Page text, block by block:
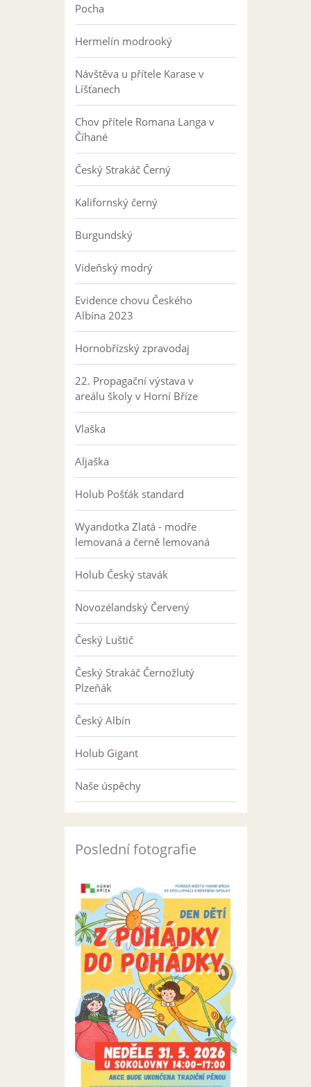
Pocha
Hermelín modrooký
Návštěva u přítele Karase v
Líšťanech
Chov přítele Romana Langa v
Číhané
Český Strakáč Černý
Kalifornský černý
Burgundský
Vídeňský modrý
Evidence chovu Českého
Albína 2023
Hornobřízský zpravodaj
22. Propagační výstava v
areálu školy v Horní Bříze
Vlaška
Aljaška
Holub Pošťák standard
Wyandotka Zlatá - modře
lemovaná a černě lemovaná
Holub Český stavák
Novozélandský Červený
Český Luštič
Český Strakáč Černožlutý
Plzeňák
Český Albín
Holub Gigant
Naše úspěchy
Poslední fotografie